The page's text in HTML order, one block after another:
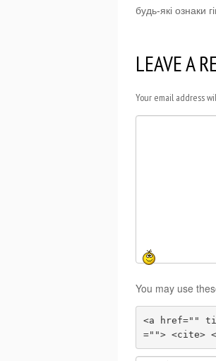
будь-які ознаки
LEAVE A
Your email address
You may use
<a href=""
=""> <cite>